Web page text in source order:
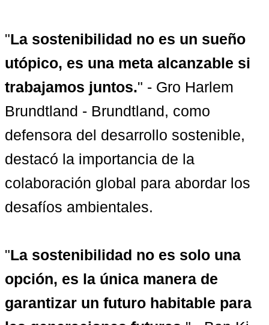
"La sostenibilidad no es un sueño
utópico, es una meta alcanzable si
trabajamos juntos." - Gro Harlem
Brundtland - Brundtland, como
defensora del desarrollo sostenible,
destacó la importancia de la
colaboración global para abordar los
desafíos ambientales.
"La sostenibilidad no es solo una
opción, es la única manera de
garantizar un futuro habitable para